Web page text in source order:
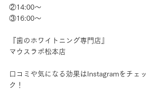
②14:00～
③16:00～
『歯のホワイトニング専門店』
マウスラボ松本店
口コミや気になる効果はInstagramをチェッ
ク！